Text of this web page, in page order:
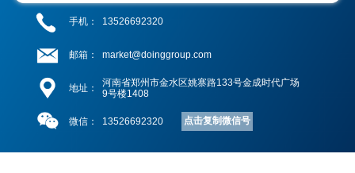
手机： 13526692320
邮箱： market@doinggroup.com
地址：
河南省郑州市金水区姚寨路133号金成时代广场
9号楼1408
微信： 13526692320 点击复制微信号